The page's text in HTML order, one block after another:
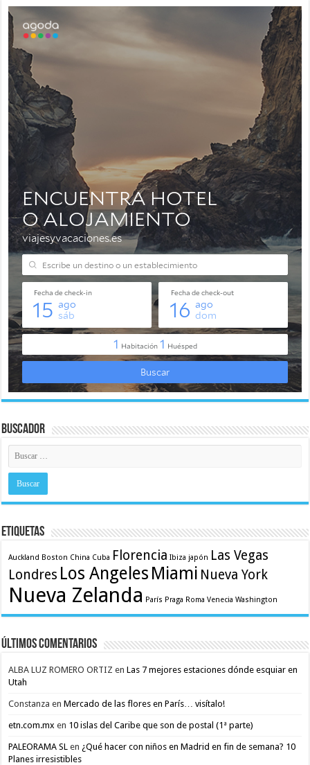
Buscador
Etiquetas
Auckland Boston China Cuba Florencia Ibiza japón Las Vegas
Londres Los Angeles Miami Nueva York
Nueva Zelanda París Praga Roma Venecia Washington
Últimos comentarios
ALBA LUZ ROMERO ORTIZ enLas 7 mejores estaciones dónde esquiar en
Utah
Constanza enMercado de las flores en París… visítalo!
etn.com.mx en 10 islas del Caribe que son de postal (1ª parte)
PALEORAMA SL en ¿Qué hacer con niños en Madrid en fin de semana? 10
Planes irresistibles